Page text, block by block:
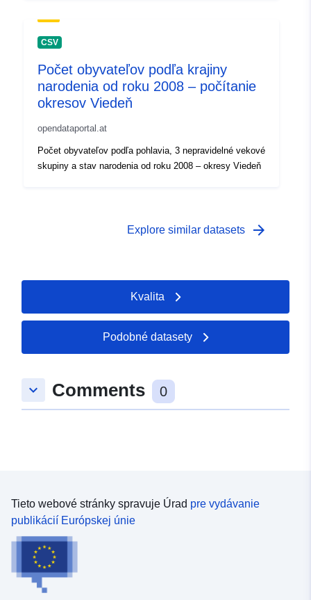
CSV
Počet obyvateľov podľa krajiny
narodenia od roku 2008 – počítanie
okresov Viedeň
opendataportal.at
Počet obyvateľov podľa pohlavia, 3 nepravidelné vekové
skupiny a stav narodenia od roku 2008 – okresy Viedeň
Explore similar datasets arrow_forward
Kvalita
Podobné datasety
keyboard_arrow_down Comments 0
Tieto webové stránky spravuje Úrad pre vydávanie
publikácií Európskej únie